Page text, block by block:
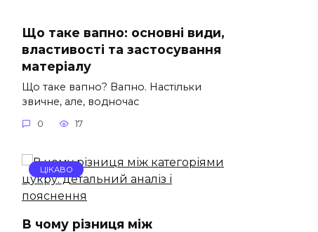
Що таке вапно: основні види,
властивості та застосування
матеріалу
Що таке вапно? Вапно. Настільки
звичне, але, водночас
0 17
ЦІКАВО
В чому різниця між